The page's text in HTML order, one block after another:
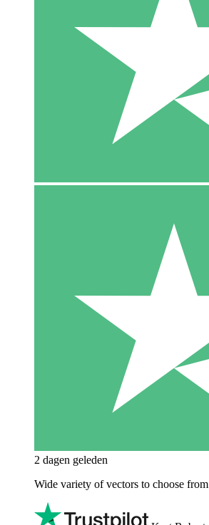
2 dagen geleden
Wide variety of vectors to choose from